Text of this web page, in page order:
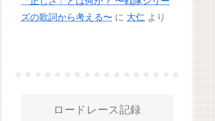
ズの歌詞から考える〜 に 大仁 より
ロードレース記録